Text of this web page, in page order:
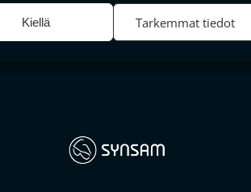
Kiellä Tarkemmat tiedot